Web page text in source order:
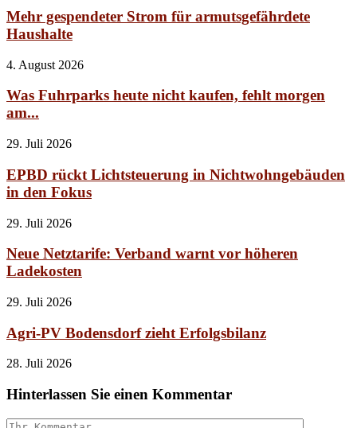
Mehr gespendeter Strom für armutsgefährdete
Haushalte
4. August 2026
Was Fuhrparks heute nicht kaufen, fehlt morgen
am...
29. Juli 2026
EPBD rückt Lichtsteuerung in Nichtwohngebäuden
in den Fokus
29. Juli 2026
Neue Netztarife: Verband warnt vor höheren
Ladekosten
29. Juli 2026
Agri-PV Bodensdorf zieht Erfolgsbilanz
28. Juli 2026
Hinterlassen Sie einen Kommentar